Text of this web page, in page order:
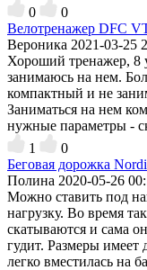
0
0
Велотренажер DFC
Вероника 2021-03-25
Хороший тренажер, 8
занимаюсь на нем.
компактный и не
Заниматься на нем
нужные параметры -
1
0
Беговая дорожка
Полина 2020-05-26
Можно ставить под
нагрузку. Во время
скатываются и сама
гудит. Размеры имеет
легко вместилась на